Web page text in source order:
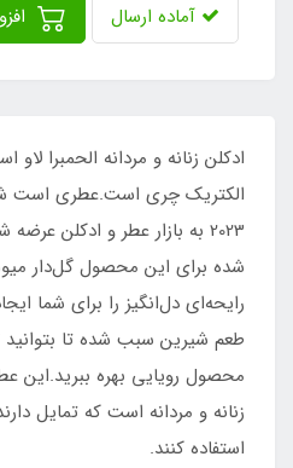
آماده ارسال
ادکلن زنانه و مردانه الحمبرا لاو
الکتریک چری است.عطری است
2023 به بازار عطر و ادکلن
شده برای این محصول گل‌دار
رایحه‌ای دل‌انگیز را برای شما
طعم شیرین سبب شده تا
محصول رویایی بهره ببرید.این
زنانه و مردانه است که تمایل
استفاده کنند.